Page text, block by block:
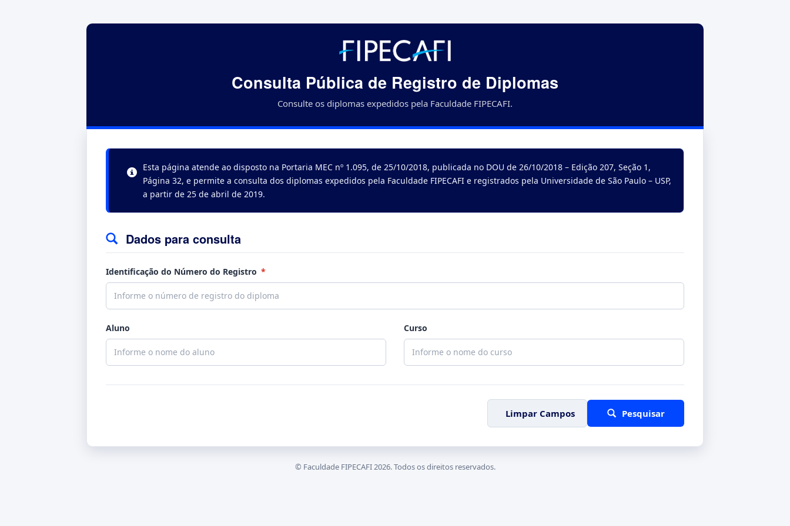
Consulta Pública de Registro de Diplomas
Consulte os diplomas expedidos pela Faculdade FIPECAFI.
Esta página atende ao disposto na Portaria MEC nº 1.095, de 25/10/2018, publicada no DOU de 26/10/2018 – Edição 207, Seção 1,
Página 32, e permite a consulta dos diplomas expedidos pela Faculdade FIPECAFI e registrados pela Universidade de São Paulo – USP,
a partir de 25 de abril de 2019.
Dados para consulta
Identificação do Número do Registro *
Aluno Curso
Limpar Campos Pesquisar
© Faculdade FIPECAFI 2026. Todos os direitos reservados.